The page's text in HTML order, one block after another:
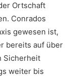
Ortschaft
Conrados
gewesen ist,
bereits auf über
Sicherheit
weiter bis